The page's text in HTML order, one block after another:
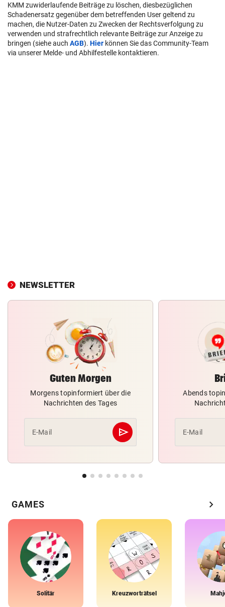
KMM zuwiderlaufende Beiträge zu löschen, diesbezüglichen
Schadenersatz gegenüber dem betreffenden User geltend zu
machen, die Nutzer-Daten zu Zwecken der Rechtsverfolgung zu
verwenden und strafrechtlich relevante Beiträge zur Anzeige zu
bringen (siehe auch AGB). Hier können Sie das Community-Team
via unserer Melde- und Abhilfestelle kontaktieren.
NEWSLETTER
Guten Morgen
Morgens topinformiert über die
Nachrichten des Tages
E-Mail send
Abschicken
Abends
E-Mail
GAMES chevron_right
Solitär Kreuzworträtsel